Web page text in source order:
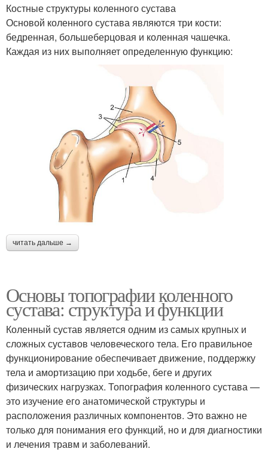
Костные структуры коленного сустава
Основой коленного сустава являются три кости:
бедренная, большеберцовая и коленная чашечка.
Каждая из них выполняет определенную функцию:
читать дальше →
Основы топографии коленного
сустава: структура и функции
Коленный сустав является одним из самых крупных и
сложных суставов человеческого тела. Его правильное
функционирование обеспечивает движение, поддержку
тела и амортизацию при ходьбе, беге и других
физических нагрузках. Топография коленного сустава —
это изучение его анатомической структуры и
расположения различных компонентов. Это важно не
только для понимания его функций, но и для диагностики
и лечения травм и заболеваний.